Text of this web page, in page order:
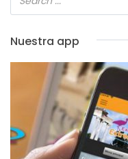
Nuestra app